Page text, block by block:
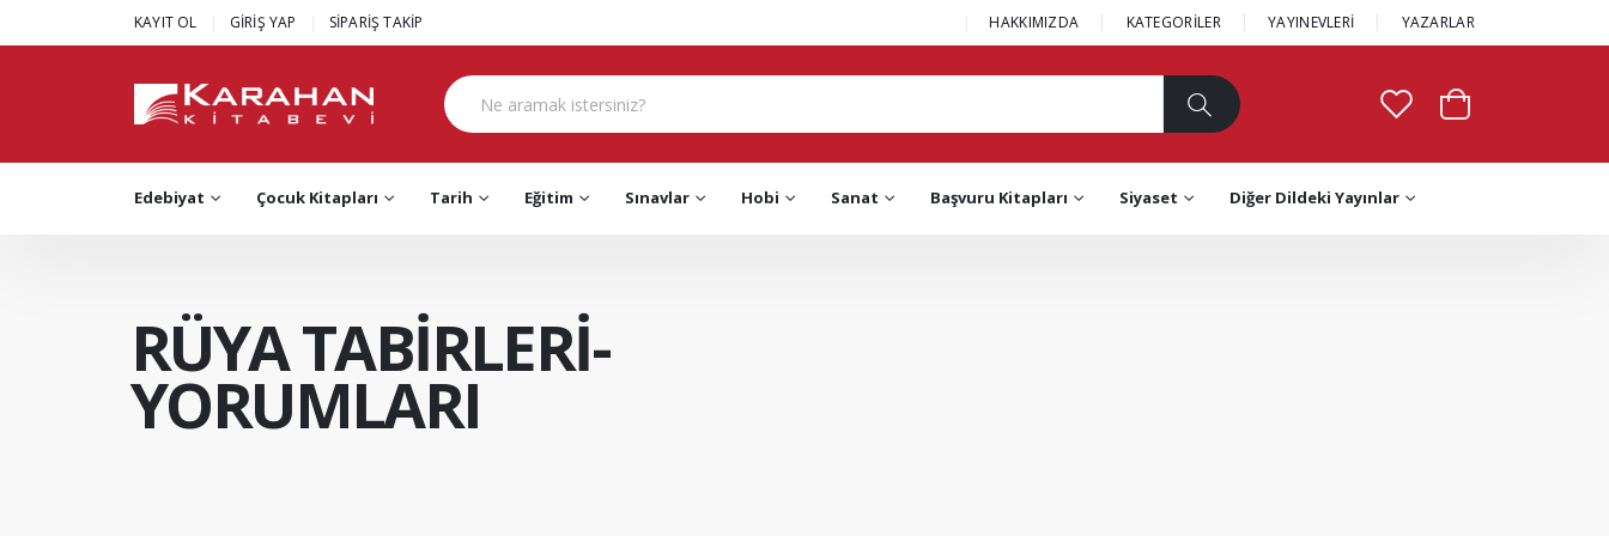
KAYIT OL GİRİŞ YAP SİPARİŞ TAKİP HAKKIMIZDA KATEGORİLER YAYINEVLERİ YAZARLAR
Edebiyat Çocuk Kitapları Tarih Eğitim Sınavlar Hobi Sanat Başvuru Kitapları Siyaset Diğer Dildeki Yayınlar
RÜYA TABİRLERİ-
YORUMLARI